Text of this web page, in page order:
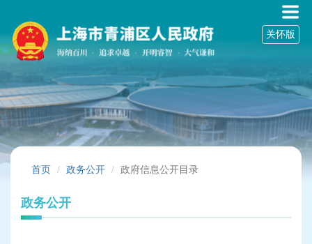
碍
操
明
跳
转
到
网
关怀版
首页 政务公开 政府信息公开目录
政务公开